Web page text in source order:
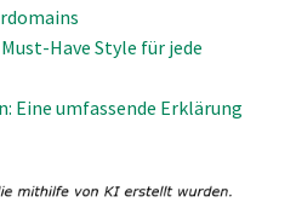
Have Style für jede
Eine umfassende Erklärung